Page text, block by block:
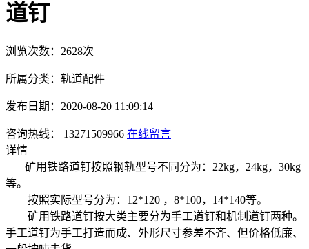
道钉
浏览次数：2628次
所属分类：轨道配件
发布日期：2020-08-20 11:09:14
咨询热线： 13271509966 在线留言
详情
矿用铁路道钉按照钢轨型号不同分为：22kg，24kg，30kg
等。
按照实际型号分为：12*120 ，8*100，14*140等。
矿用铁路道钉按大类主要分为手工道钉和机制道钉两种。
手工道钉为手工打造而成、外形尺寸参差不齐、但价格低廉、